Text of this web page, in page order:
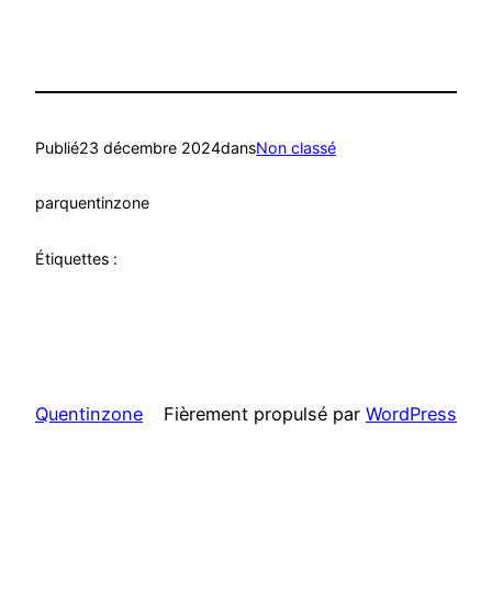
Publié23 décembre 2024dansNon classé
parquentinzone
Étiquettes :
Quentinzone Fièrement propulsé par WordPress